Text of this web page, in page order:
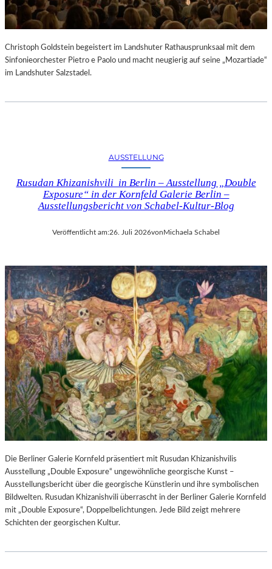
Christoph Goldstein begeistert im Landshuter Rathausprunksaal mit dem
Sinfonieorchester Pietro e Paolo und macht neugierig auf seine „Mozartiade“
im Landshuter Salzstadel.
AUSSTELLUNG
Rusudan Khizanishvili in Berlin – Ausstellung „Double
Exposure“ in der Kornfeld Galerie Berlin –
Ausstellungsbericht von Schabel-Kultur-Blog
Veröffentlicht am:26. Juli 2026von Michaela Schabel
Die Berliner Galerie Kornfeld präsentiert mit Rusudan Khizanishvilis
Ausstellung „Double Exposure“ ungewöhnliche georgische Kunst –
Ausstellungsbericht über die georgische Künstlerin und ihre symbolischen
Bildwelten. Rusudan Khizanishvili überrascht in der Berliner Galerie Kornfeld
mit „Double Exposure“, Doppelbelichtungen. Jede Bild zeigt mehrere
Schichten der georgischen Kultur.